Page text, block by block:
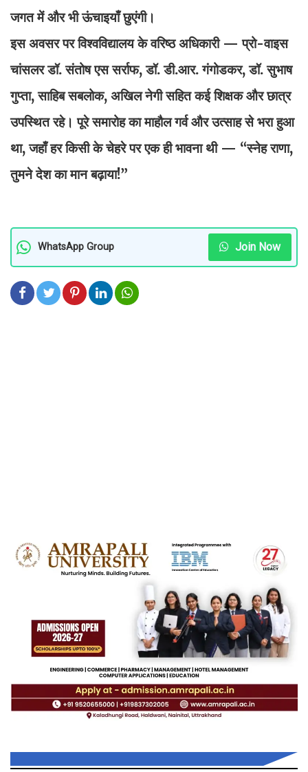
जगत में और भी ऊंचाइयाँ छुएंगी।
इस अवसर पर विश्वविद्यालय के वरिष्ठ अधिकारी — प्रो-वाइस
चांसलर डॉ. संतोष एस सर्राफ, डॉ. डी.आर. गंगोडकर, डॉ. सुभाष
गुप्ता, साहिब सबलोक, अखिल नेगी सहित कई शिक्षक और छात्र
उपस्थित रहे। पूरे समारोह का माहौल गर्व और उत्साह से भरा हुआ
था, जहाँ हर किसी के चेहरे पर एक ही भावना थी — “स्नेह राणा,
तुमने देश का मान बढ़ाया!”
WhatsApp Group Join Now